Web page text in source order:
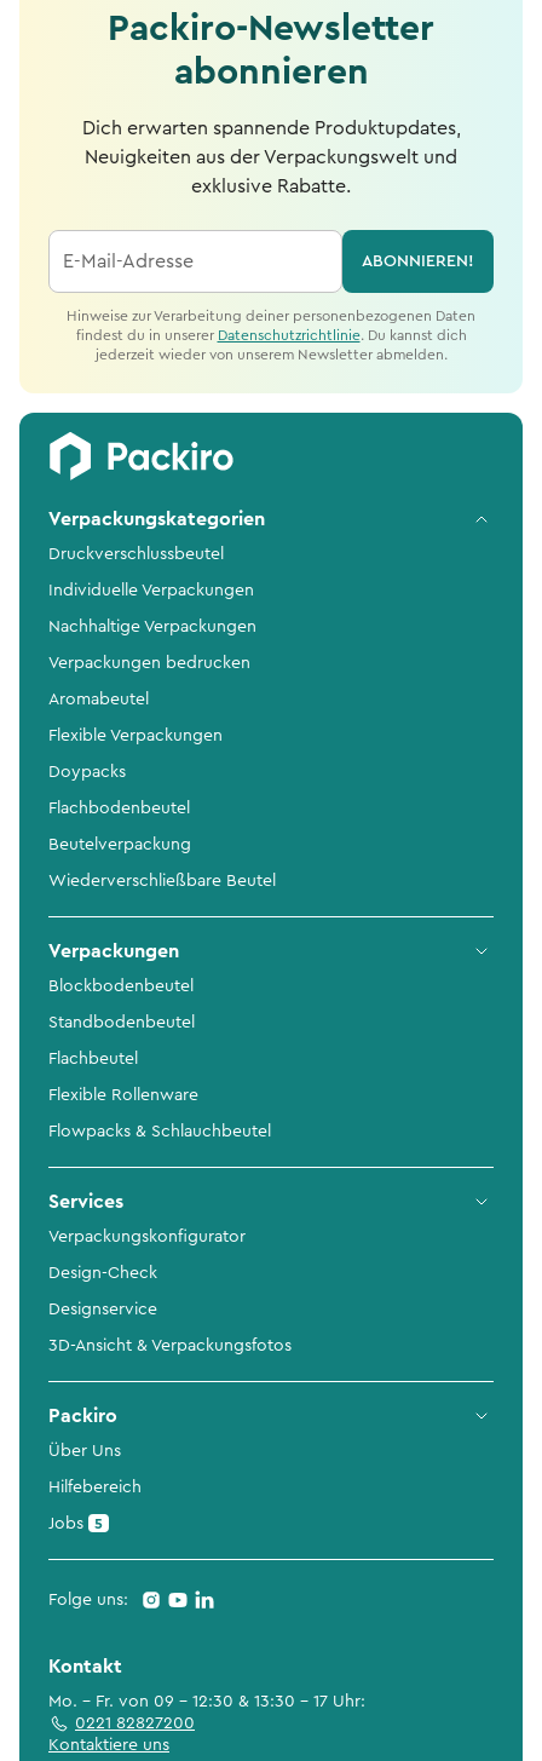
Packiro-Newsletter
abonnieren
Dich erwarten spannende Produktupdates,
Neuigkeiten aus der Verpackungswelt und
exklusive Rabatte.
E-Mail-Adresse ABONNIEREN!
Hinweise zur Verarbeitung deiner personenbezogenen Daten
findest du in unserer Datenschutzrichtlinie. Du kannst dich
jederzeit wieder von unserem Newsletter abmelden.
Verpackungskategorien
Druckverschlussbeutel
Individuelle Verpackungen
Nachhaltige Verpackungen
Verpackungen bedrucken
Aromabeutel
Flexible Verpackungen
Doypacks
Flachbodenbeutel
Beutelverpackung
Wiederverschließbare Beutel
Verpackungen
Blockbodenbeutel
Standbodenbeutel
Flachbeutel
Flexible Rollenware
Flowpacks & Schlauchbeutel
Services
Verpackungskonfigurator
Design-Check
Designservice
3D-Ansicht & Verpackungsfotos
Packiro
Über Uns
Hilfebereich
Jobs 5
Folge uns:
Kontakt
Mo. - Fr. von 09 - 12:30 & 13:30 - 17 Uhr:
0221 82827200
Kontaktiere uns